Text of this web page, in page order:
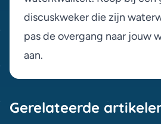
discuskweker die zijn
pas de overgang naar jouw
aan.
Gerelateerde